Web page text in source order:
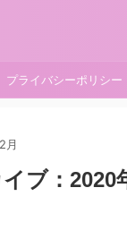
プライバシーポリシー
月
ブ：2020